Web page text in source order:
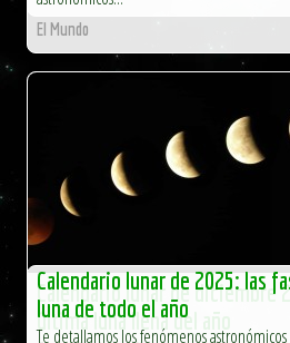
El Mundo
Calendario lunar de diciembre
última luna llena del año
Calendario lunar de 2025: las
luna de todo el año
Te detallamos los fenómenos